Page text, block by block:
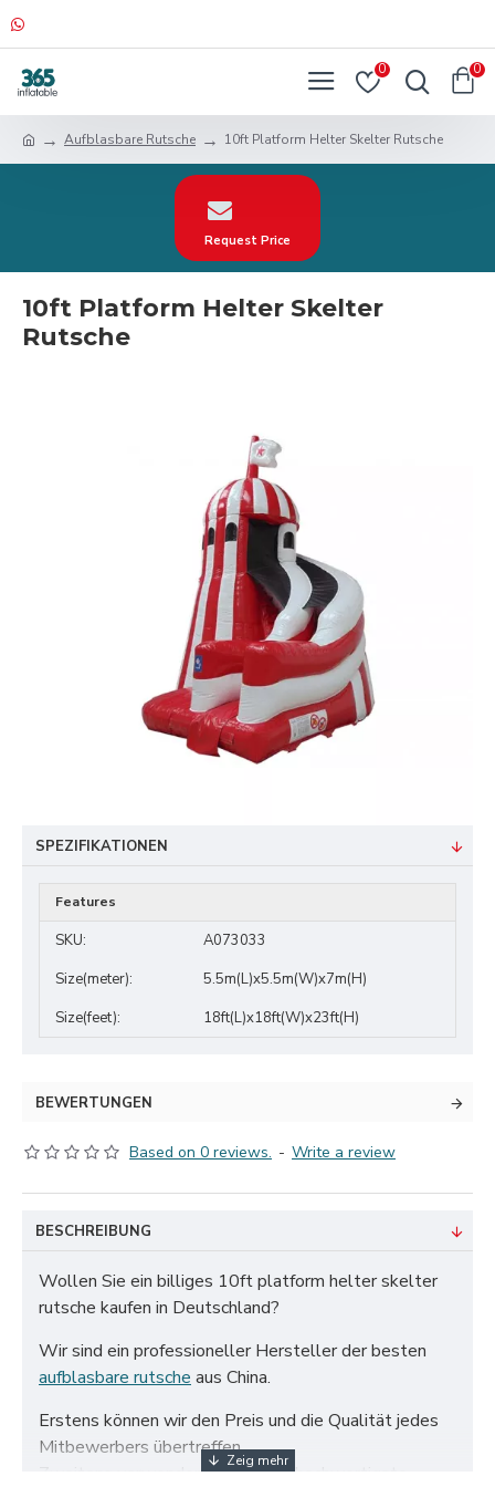
0 0
Aufblasbare Rutsche 10ft Platform Helter Skelter Rutsche
Request Price
10ft Platform Helter Skelter
Rutsche
SPEZIFIKATIONEN
Features
SKU:
A073033
Size(meter):
5.5m(L)x5.5m(W)x7m(H)
Size(feet):
18ft(L)x18ft(W)x23ft(H)
BEWERTUNGEN
Based on 0 reviews. - Write a review
BESCHREIBUNG
Wollen Sie ein billiges 10ft platform helter skelter
rutsche kaufen in Deutschland?
Wir sind ein professioneller Hersteller der besten
aufblasbare rutsche aus China.
Erstens können wir den Preis und die Qualität jedes
Mitbewerbers übertreffen.
Zweitens verwenden wir nur das hochwertigste